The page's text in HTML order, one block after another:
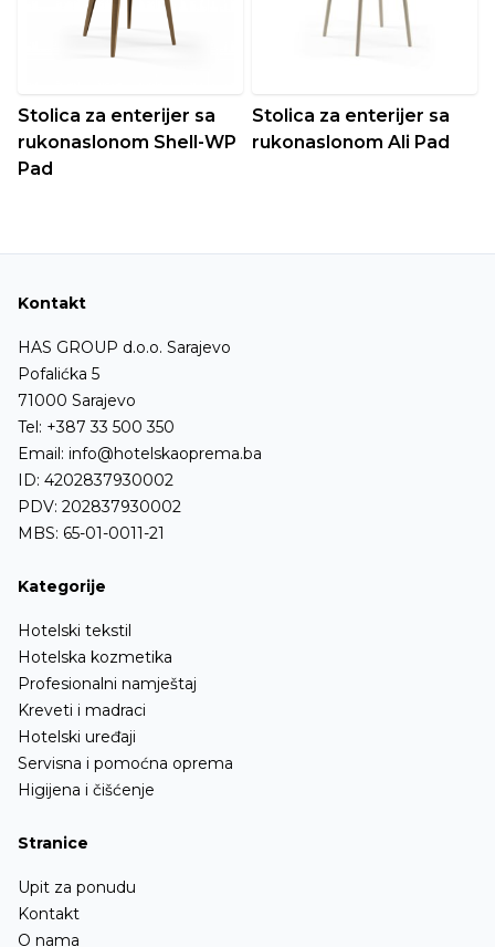
Stolica za enterijer sa
rukonaslonom Shell-WP
Pad
Stolica za enterijer sa
rukonaslonom Ali Pad
Kontakt
HAS GROUP d.o.o. Sarajevo
Pofalićka 5
71000 Sarajevo
Tel: +387 33 500 350
Email: info@hotelskaoprema.ba
ID: 4202837930002
PDV: 202837930002
MBS: 65-01-0011-21
Kategorije
Hotelski tekstil
Hotelska kozmetika
Profesionalni namještaj
Kreveti i madraci
Hotelski uređaji
Servisna i pomoćna oprema
Higijena i čišćenje
Stranice
Upit za ponudu
Kontakt
O nama